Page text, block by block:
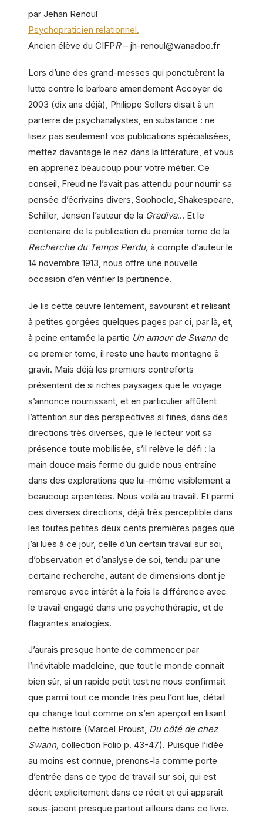
par Jehan Renoul
Psychopraticien relationnel.
Ancien élève du CIFPR– jh-renoul@wanadoo.fr
Lors d’une des grand-messes qui ponctuèrent la
lutte contre le barbare amendement Accoyer de
2003 (dix ans déjà), Philippe Sollers disait à un
parterre de psychanalystes, en substance : ne
lisez pas seulement vos publications spécialisées,
mettez davantage le nez dans la littérature, et vous
en apprenez beaucoup pour votre métier. Ce
conseil, Freud ne l’avait pas attendu pour nourrir sa
pensée d’écrivains divers, Sophocle, Shakespeare,
Schiller, Jensen l’auteur de la Gradiva… Et le
centenaire de la publication du premier tome de la
Recherche du Temps Perdu, à compte d’auteur le
14 novembre 1913, nous offre une nouvelle
occasion d’en vérifier la pertinence.
Je lis cette œuvre lentement, savourant et relisant
à petites gorgées quelques pages par ci, par là, et,
à peine entamée la partie Un amour de Swannde
ce premier tome, il reste une haute montagne à
gravir. Mais déjà les premiers contreforts
présentent de si riches paysages que le voyage
s’annonce nourrissant, et en particulier affûtent
l’attention sur des perspectives si fines, dans des
directions très diverses, que le lecteur voit sa
présence toute mobilisée, s’il relève le défi : la
main douce mais ferme du guide nous entraîne
dans des explorations que lui-même visiblement a
beaucoup arpentées. Nous voilà au travail. Et parmi
ces diverses directions, déjà très perceptible dans
les toutes petites deux cents premières pages que
j’ai lues à ce jour, celle d’un certain travail sur soi,
d’observation et d’analyse de soi, tendu par une
certaine recherche, autant de dimensions dont je
remarque avec intérêt à la fois la différence avec
le travail engagé dans une psychothérapie, et de
flagrantes analogies.
J’aurais presque honte de commencer par
l’inévitable madeleine, que tout le monde connaît
bien sûr, si un rapide petit test ne nous confirmait
que parmi tout ce monde très peu l’ont lue, détail
qui change tout comme on s’en aperçoit en lisant
cette histoire (Marcel Proust, Du côté de chez
Swann, collection Folio p. 43-47). Puisque l’idée
au moins est connue, prenons-la comme porte
d’entrée dans ce type de travail sur soi, qui est
décrit explicitement dans ce récit et qui apparaît
sous-jacent presque partout ailleurs dans ce livre.